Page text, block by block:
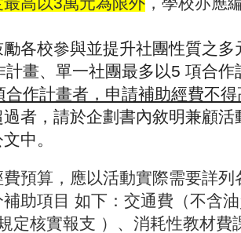
各校參與並提升社團性質之多
計畫、單一社團最多以5 項合作
合作計畫者，申請補助經費不
過者，請於企劃書內敘明兼顧
中。
預算，應以活動實際需要詳列
助項目 如下：交通費（不含
定核實報支 ）、消耗性教材費